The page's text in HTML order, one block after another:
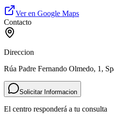
Ver en Google Maps
Contacto
Direccion
Rúa Padre Fernando Olmedo, 1,
Solicitar Informacion
El centro responderá a tu consulta